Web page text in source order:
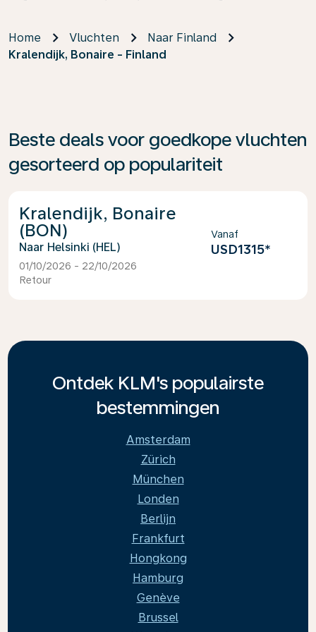
Home Vluchten
Naar Finland
Kralendijk, Bonaire - Finland
Beste deals voor goedkope vluchten
gesorteerd op populariteit
Kralendijk, Bonaire
(BON)
Helsinki (HEL)
01/10/2026 - 22/10/2026
Retour
Vanaf
USD1315*
Ontdek KLM's populairste
bestemmingen
Amsterdam
Zürich
München
Londen
Berlijn
Frankfurt
Hongkong
Hamburg
Genève
Brussel